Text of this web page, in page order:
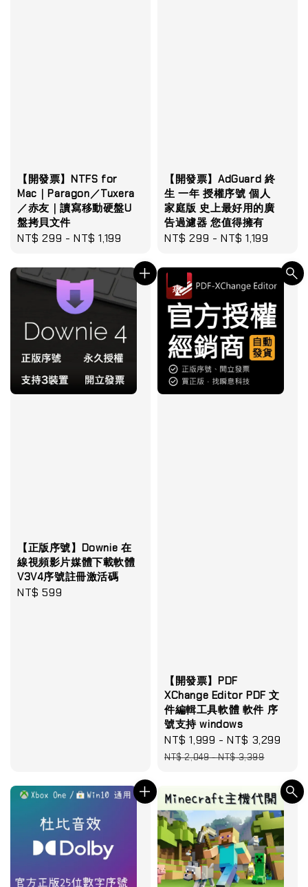
【開發票】NTFS for
Mac｜Paragon／Tuxera
／赤友｜讀寫移動硬盤U
盤拷貝文件
Regular
NT$ 299 -NT$ 1,199
【開發票】AdGuard 終
生 一年 授權序號 個人
家庭版 史上最好用的廣
告過濾器 您值得擁有
Regular
NT$ 299 -NT$ 1,199
【正版序號】Downie 在
線視頻影片媒體下載軟體
V3V4序號註冊激活碼
Regular
NT$ 599
【開發票】PDF
XChange Editor PDF 文
件編輯工具軟體 軟件 序
號支持 windows
Sale
price
NT$ 1,999 -NT$ 3,299
NT$ 2,049-NT$ 3,399